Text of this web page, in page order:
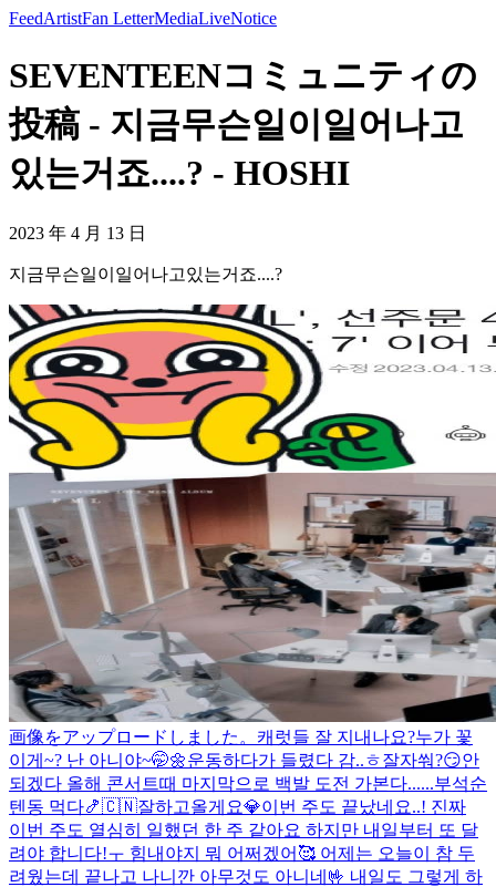
FeedArtistFan LetterMediaLiveNotice
SEVENTEENコミュニティの
投稿 - 지금무슨일이일어나고
있는거죠....? - HOSHI
2023 年 4 月 13 日
지금무슨일이일어나고있는거죠....?
画像をアップロードしました。 캐럿들 잘 지내나요?누가 꽃
이게~? 난 아니야~🤭🌼운동하다가 들렸다 감..ㅎ잘자쒀?😏안
되겠다 올해 콘서트때 마지막으로 백발 도전 가본다......부석순
텐동 먹다🍤🇨🇳잘하고올게요💎이번 주도 끝났네요..! 진짜
이번 주도 열심히 일했던 한 주 같아요 하지만 내일부터 또 달
려야 합니다!ㅜ 힘내야지 뭐 어쩌겠어🥰 어제는 오늘이 참 두
려웠는데 끝나고 나니깐 아무것도 아니네🤟 내일도 그렇게 하